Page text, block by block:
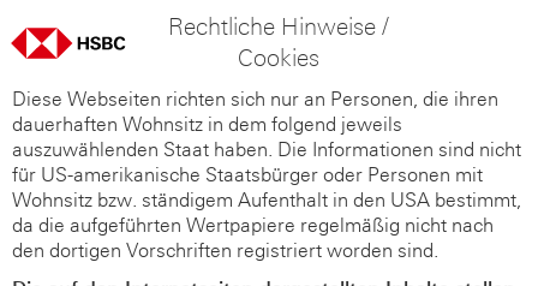
Rechtliche Hinweise /
Cookies
Diese Webseiten richten sich nur an Personen, die ihren
dauerhaften Wohnsitz in dem folgend jeweils
auszuwählenden Staat haben. Die Informationen sind nicht
für US-amerikanische Staatsbürger oder Personen mit
Wohnsitz bzw. ständigem Aufenthalt in den USA bestimmt,
da die aufgeführten Wertpapiere regelmäßig nicht nach
den dortigen Vorschriften registriert worden sind.